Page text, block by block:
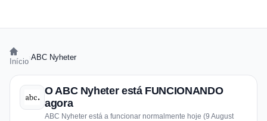
Início ABC Nyheter
O ABC Nyheter está FUNCIONANDO
agora
ABC Nyheter está a funcionar normalmente hoje (9 August